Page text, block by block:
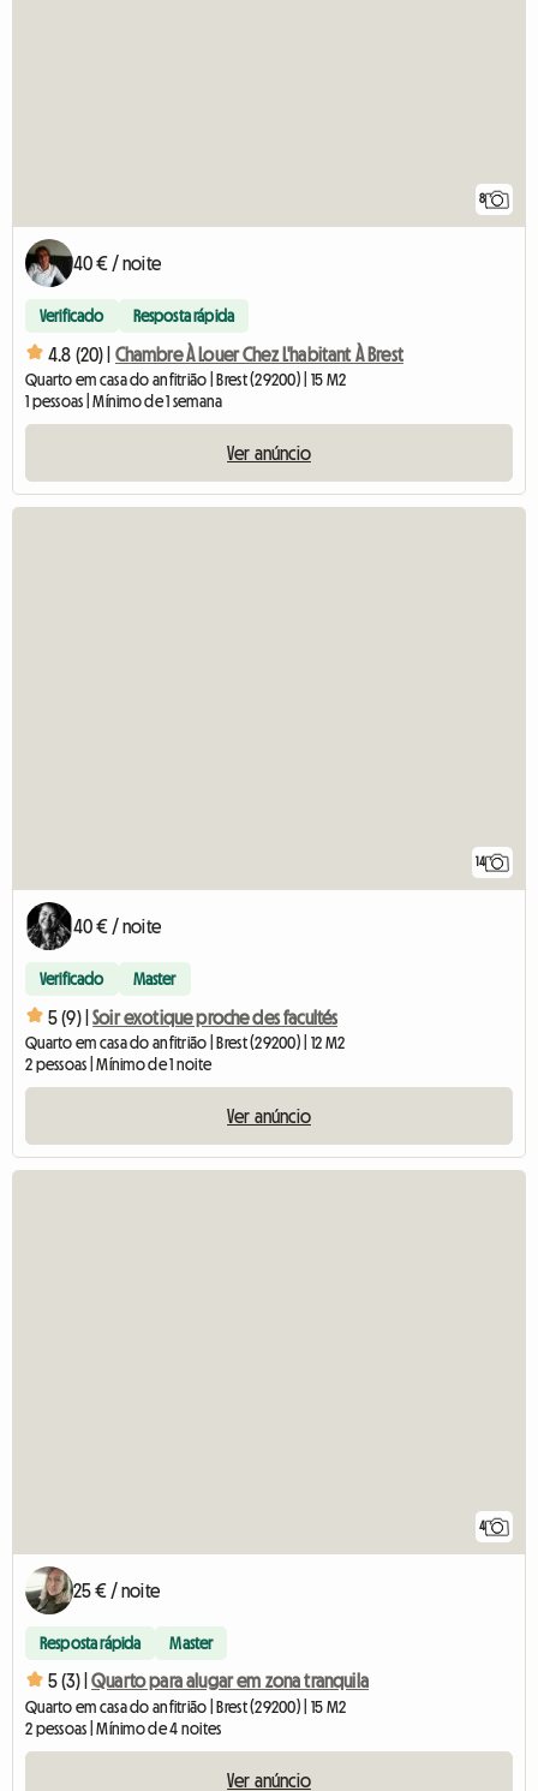
8
40 € / noite
Verificado Resposta rápida
4.8 (20) | Chambre À Louer Chez L'habitant À Brest
Quarto em casa do anfitrião | Brest (29200) | 15 M2
1 pessoas | Mínimo de 1 semana
Ver anúncio
14
40 € / noite
Verificado Master
5 (9) | Soir exotique proche des facultés
Quarto em casa do anfitrião | Brest (29200) | 12 M2
2 pessoas | Mínimo de 1 noite
Ver anúncio
4
25 € / noite
Resposta rápida Master
5 (3) | Quarto para alugar em zona tranquila
Quarto em casa do anfitrião | Brest (29200) | 15 M2
2 pessoas | Mínimo de 4 noites
Ver anúncio